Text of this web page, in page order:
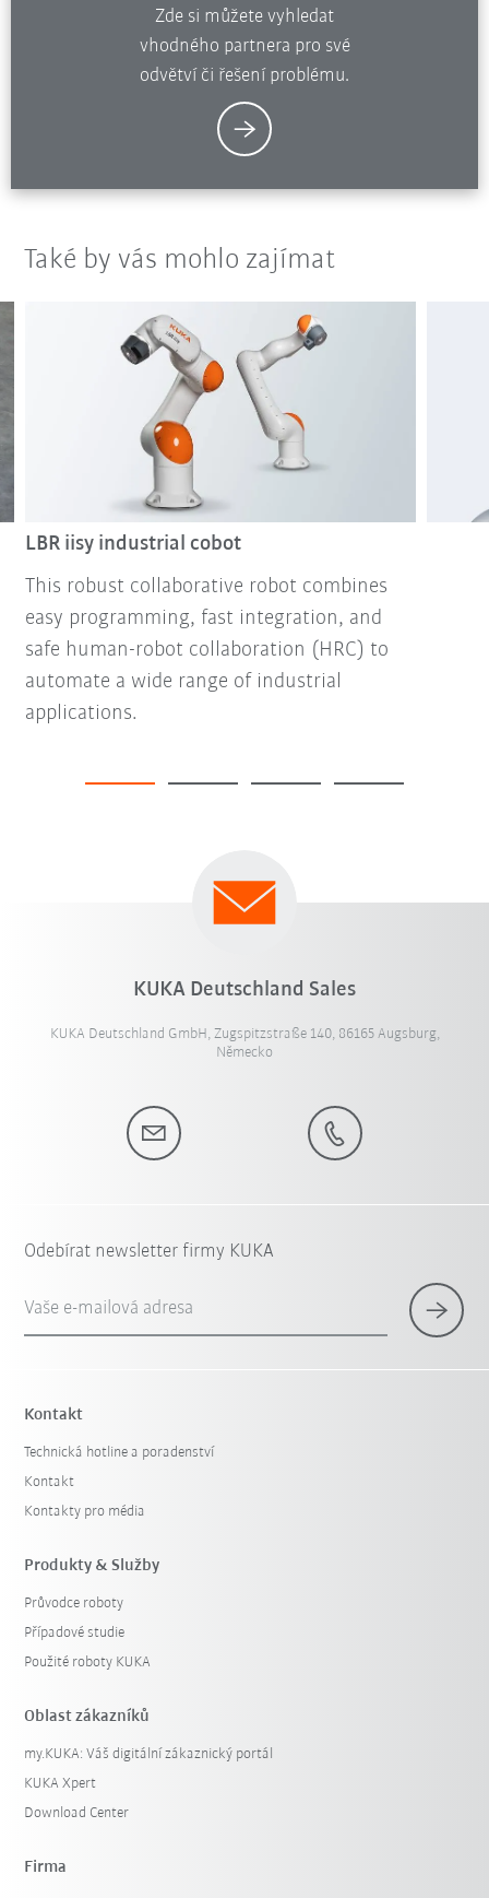
Zde si můžete vyhledat
vhodného partnera pro své
odvětví či řešení problému.
Také by vás mohlo zajímat
LBR iisy industrial cobot
This robust collaborative robot combines
easy programming, fast integration, and
safe human-robot collaboration (HRC) to
automate a wide range of industrial
applications.
KUKA Deutschland Sales
KUKA Deutschland GmbH, Zugspitzstraße 140, 86165 Augsburg,
Německo
Odebírat newsletter firmy KUKA
Vaše e-mailová adresa
Kontakt
Technická hotline a poradenství
Kontakt
Kontakty pro média
Produkty & Služby
Průvodce roboty
Případové studie
Použité roboty KUKA
Oblast zákazníků
my.KUKA: Váš digitální zákaznický portál
KUKA Xpert
Download Center
Firma